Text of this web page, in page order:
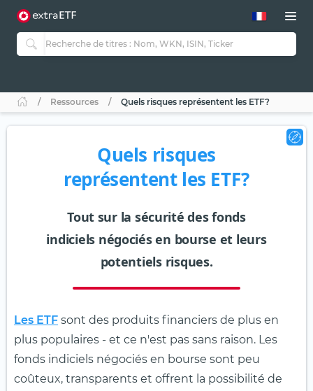
Ressources Quels risques représentent les ETF?
Quels risques
représentent les ETF?
Tout sur la sécurité des fonds
indiciels négociés en bourse et leurs
potentiels risques.
Les ETF sont des produits financiers de plus en
plus populaires - et ce n'est pas sans raison. Les
fonds indiciels négociés en bourse sont peu
coûteux, transparents et offrent la possibilité de